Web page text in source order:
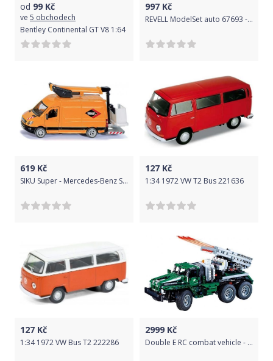
od 99 Kč
ve 5 obchodech
Bentley Continental GT V8 1:64
997 Kč
REVELL ModelSet auto 67693 - Fast & Furious - Dominics 1970 Dodge Charger (1:25)
619 Kč
SIKU Super - Mercedes-Benz Sprinter s vyvýšenou pracovní plošinou 1:50
127 Kč
1:34 1972 VW T2 Bus 221636
127 Kč
1:34 1972 VW Bus T2 222286
2999 Kč
Double E RC combat vehicle - stavebnice - (1369 dílků)